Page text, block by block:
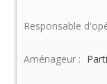
Responsable
Aménageur :